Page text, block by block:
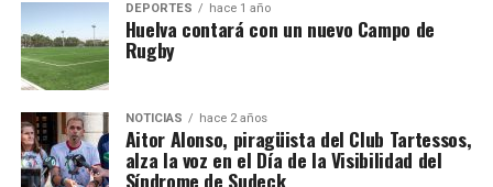
DEPORTES hace 1 año
Huelva contará con un nuevo Campo de
Rugby
NOTICIAS hace 2 años
Aitor Alonso, piragüista del Club Tartessos,
alza la voz en el Día de la Visibilidad del
Síndrome de Sudeck